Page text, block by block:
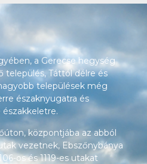
a Gerecse hegység
település, Táttól délre és
települések még
északnyugatra és
központjába az abból
vezetnek, Ebszőnybánya
os és 1119-es utakat